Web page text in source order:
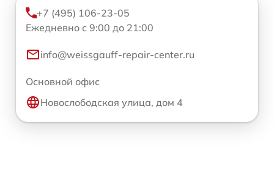
+7 (495) 106-23-05
Ежедневно с 9:00 до 21:00
info@weissgauff-repair-center.ru
Основной офис
Новослободская улица, дом 4